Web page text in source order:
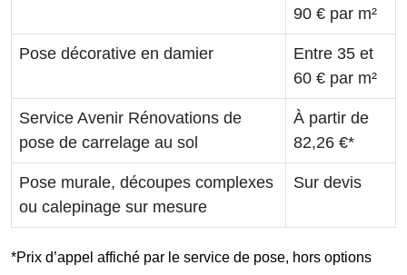
90 € par m²
Pose décorative en damier
Entre 35 et
60 € par m²
Service Avenir Rénovations de
pose de carrelage au sol
À partir de
82,26 €*
Pose murale, découpes complexes
ou calepinage sur mesure
Sur devis
*Prix d’appel affiché par le service de pose, hors options